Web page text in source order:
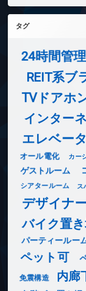
タグ
24時間管理
REIT系ブ
TVドアホ
インター
エレベー
オール電化 カー
ゲストルーム
シアタールーム ス
デザイナ
バイク置
パーティールー
ペット可
免震構造 内廊